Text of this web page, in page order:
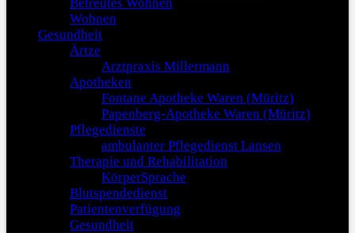
Wohnen
Gesundheit
Ärtze
Arztpraxis Millermann
Apotheken
Fontane Apotheke Waren (Müritz)
Papenberg-Apotheke Waren (Müritz)
Pflegedienste
ambulanter Pflegedienst Lansen
Therapie und Rehabilitation
KörperSprache
Blutspendedienst
Patientenverfügung
Gesundheit